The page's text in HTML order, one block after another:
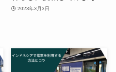
2023年3月3日